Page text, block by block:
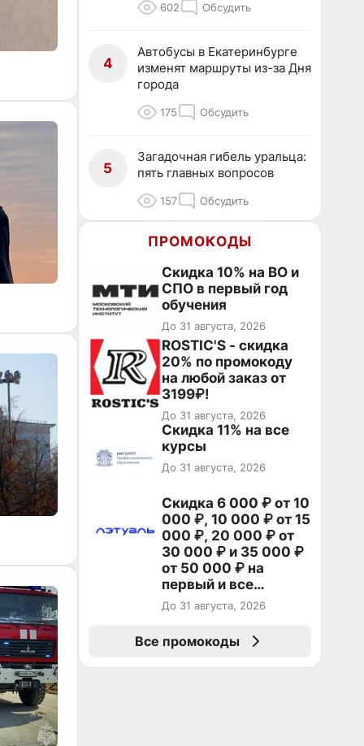
602 Обсудить
4
Автобусы в Екатеринбурге
изменят маршруты из-за Дня
города
175 Обсудить
5
Загадочная гибель уральца:
пять главных вопросов
157 Обсудить
ПРОМОКОДЫ
Скидка 10% на ВО и
СПО в первый год
обучения
До 31 августа, 2026
ROSTIC'S - скидка
20% по промокоду
на любой заказ от
3199₽!
До 31 августа, 2026
Скидка 11% на все
курсы
До 31 августа, 2026
Скидка 6 000 ₽ от 10
000 ₽, 10 000 ₽ от 15
000 ₽, 20 000 ₽ от
30 000 ₽ и 35 000 ₽
от 50 000 ₽ на
первый и все
повторные заказы по
промокоду НАБЕРИ
До 31 августа, 2026
Все промокоды